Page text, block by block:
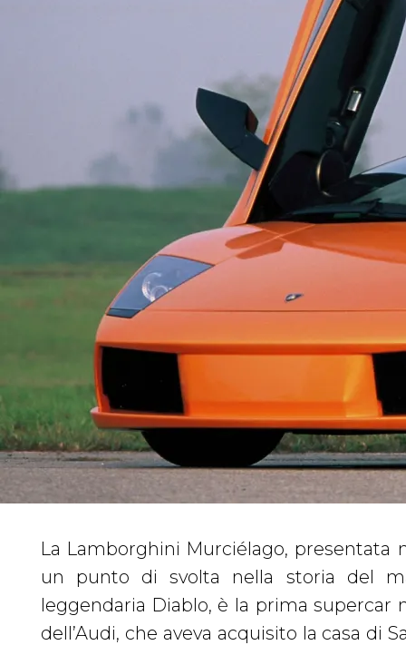
La Lamborghini Murciélago, presentata
un punto di svolta nella storia del
leggendaria Diablo, è la prima supercar
dell’Audi, che aveva acquisito la casa di
secondi, la velocità massima supera i
impressionanti. Nel 2004 debutta la
roadster (la capote, in tela, è ad
arriva la Murciélago LP 640, mossa da